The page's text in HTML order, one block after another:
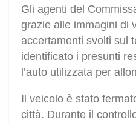
Gli agenti del
grazie alle immagini di
accertamenti svolti sul
identificato i presunti
l’auto utilizzata per
Il veicolo è stato
città. Durante il